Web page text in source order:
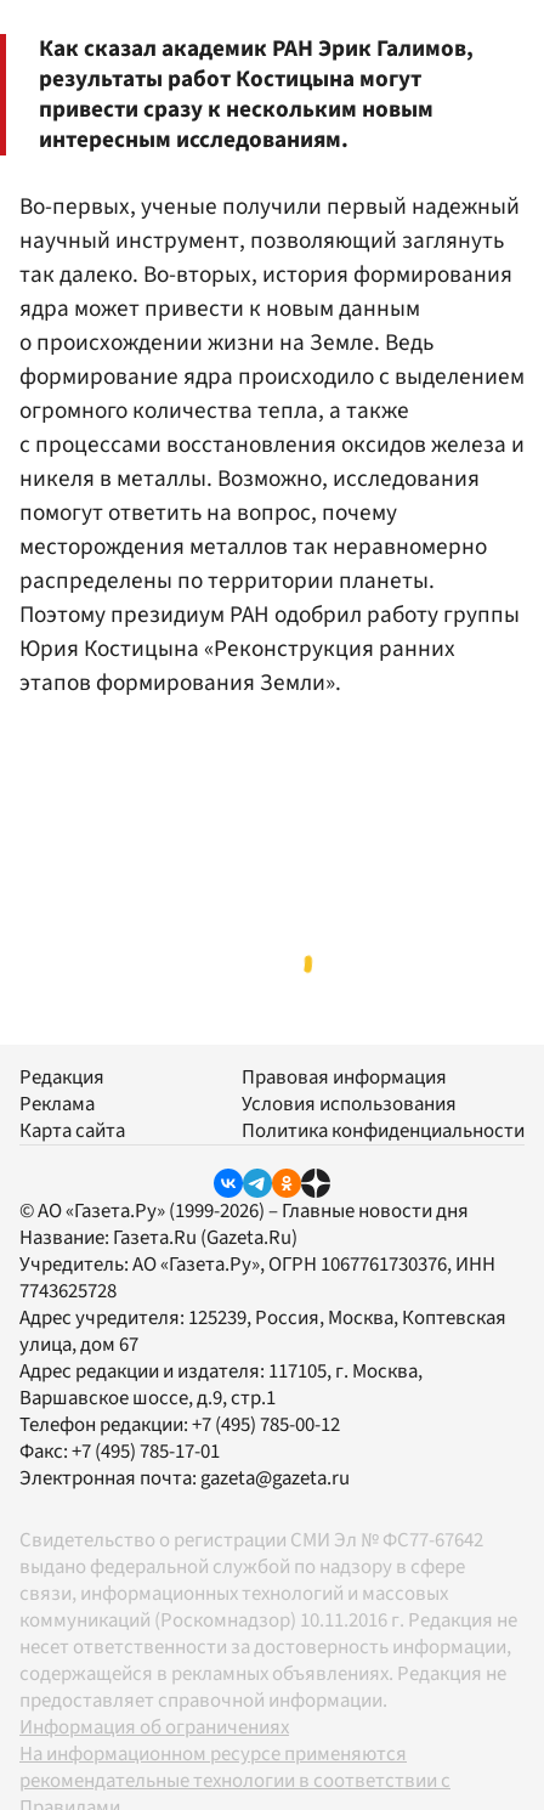
Как сказал академик РАН Эрик Галимов,
результаты работ Костицына могут
привести сразу к нескольким новым
интересным исследованиям.
Во-первых, ученые получили первый надежный
научный инструмент, позволяющий заглянуть
так далеко. Во-вторых, история формирования
ядра может привести к новым данным
о происхождении жизни на Земле. Ведь
формирование ядра происходило с выделением
огромного количества тепла, а также
с процессами восстановления оксидов железа и
никеля в металлы. Возможно, исследования
помогут ответить на вопрос, почему
месторождения металлов так неравномерно
распределены по территории планеты.
Поэтому президиум РАН одобрил работу группы
Юрия Костицына «Реконструкция ранних
этапов формирования Земли».
Редакция
Реклама
Карта сайта
Правовая информация
Условия использования
Политика конфиденциальности
© АО «Газета.Ру» (1999-2026) – Главные новости дня
Название: Газета.Ru (Gazeta.Ru)
Учредитель:АО «Газета.Ру», ОГРН 1067761730376, ИНН
7743625728
Адрес учредителя: 125239, Россия, Москва, Коптевская
улица, дом 67
Адрес редакции и издателя: 117105, г. Москва,
Варшавское шоссе, д.9, стр.1
Телефон редакции:+7 (495) 785-00-12
Факс:+7 (495) 785-17-01
Электронная почта:gazeta@gazeta.ru
Свидетельство о регистрации СМИ Эл № ФС77-67642
выдано федеральной службой по надзору в сфере
связи, информационных технологий и массовых
коммуникаций (Роскомнадзор) 10.11.2016 г. Редакция не
несет ответственности за достоверность информации,
содержащейся в рекламных объявлениях. Редакция не
предоставляет справочной информации.
Информация об ограничениях
На информационном ресурсе применяются
рекомендательные технологии в соответствии с